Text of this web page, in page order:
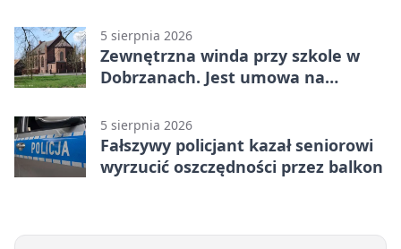
5 sierpnia 2026
Zewnętrzna winda przy szkole w
Dobrzanach. Jest umowa na
5 sierpnia 2026
Fałszywy policjant kazał seniorowi
wyrzucić oszczędności przez balkon